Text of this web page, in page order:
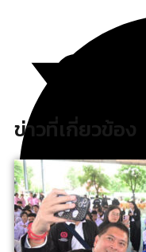
ข่าวที่เกี่ยวข้อง